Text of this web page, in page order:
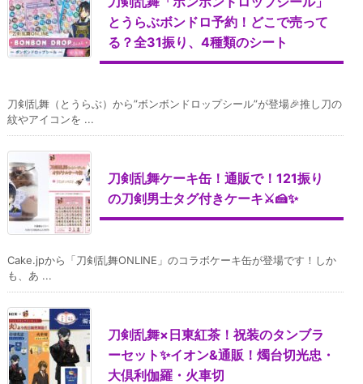
とうらぶボンドロ予約！どこで売って
る？全31振り、4種類のシート
刀剣乱舞（とうらぶ）から”ボンボンドロップシール”が登場🎉推し刀の
紋やアイコンを ...
刀剣乱舞ケーキ缶！通販で！121振り
の刀剣男士タグ付きケーキ⚔️🍰✨
Cake.jpから「刀剣乱舞ONLINE」のコラボケーキ缶が登場です！しか
も、あ ...
刀剣乱舞×日東紅茶！祝装のタンブラ
ーセット✨イオン&通販！燭台切光忠・
大倶利伽羅・火車切